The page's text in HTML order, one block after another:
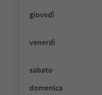
giovedì
venerdì
sabato
domenica